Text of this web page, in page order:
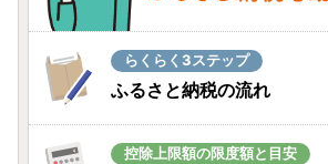
らくらく3ステップ
ふるさと納税の流れ
控除上限額の限度額と目安